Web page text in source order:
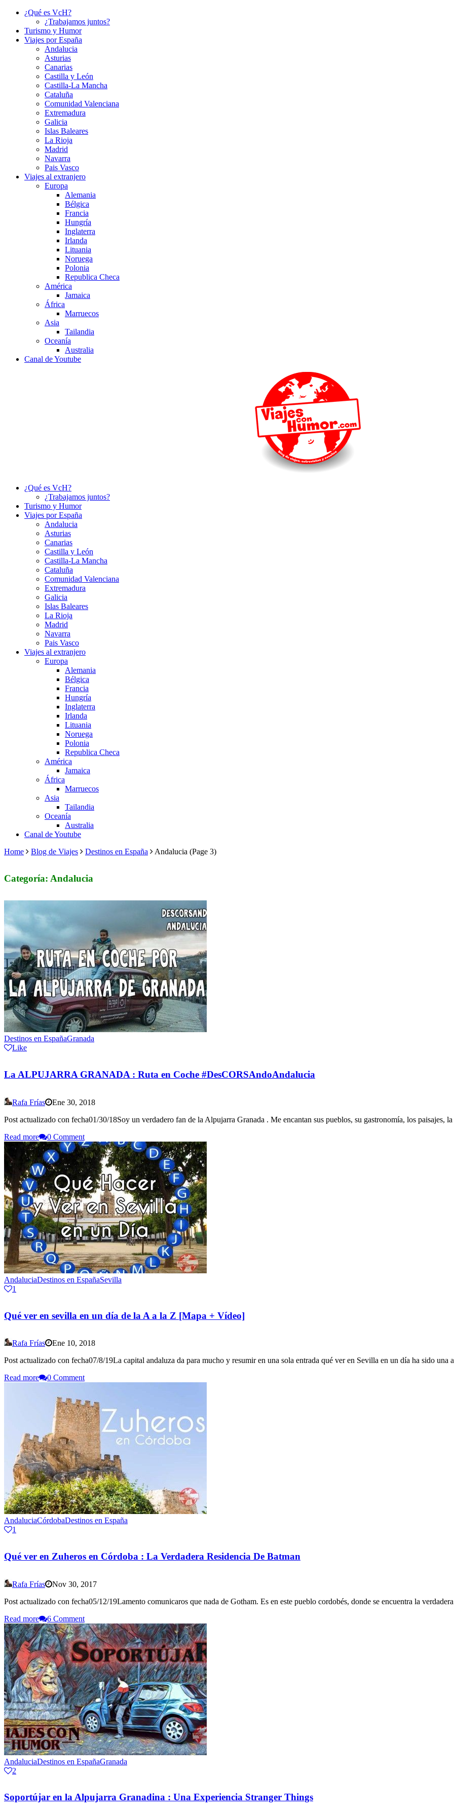
¿Qué es VcH?
¿Trabajamos juntos?
Turismo y Humor
Viajes por España
Andalucia
Asturias
Canarias
Castilla y León
Castilla-La Mancha
Cataluña
Comunidad Valenciana
Extremadura
Galicia
Islas Baleares
La Rioja
Madrid
Navarra
Pais Vasco
Viajes al extranjero
Europa
Alemania
Bélgica
Francia
Hungría
Inglaterra
Irlanda
Lituania
Noruega
Polonia
Republica Checa
América
Jamaica
África
Marruecos
Asia
Tailandia
Oceanía
Australia
Canal de Youtube
¿Qué es VcH?
¿Trabajamos juntos?
Turismo y Humor
Viajes por España
Andalucia
Asturias
Canarias
Castilla y León
Castilla-La Mancha
Cataluña
Comunidad Valenciana
Extremadura
Galicia
Islas Baleares
La Rioja
Madrid
Navarra
Pais Vasco
Viajes al extranjero
Europa
Alemania
Bélgica
Francia
Hungría
Inglaterra
Irlanda
Lituania
Noruega
Polonia
Republica Checa
América
Jamaica
África
Marruecos
Asia
Tailandia
Oceanía
Australia
Canal de Youtube
Home
Blog de Viajes Destinos en España Andalucia (Page 3)
Categoría: Andalucia
Destinos en EspañaGranada
Like
La ALPUJARRA GRANADA : Ruta en Coche #DesCORSAndoAndalucia
Rafa Frías
Ene 30, 2018
Post actualizado con fecha01/30/18Soy un verdadero fan de la Alpujarra Granada . Me encantan sus pueblos, su gastronomía, los paisajes,
Read more
0 Comment
AndaluciaDestinos en EspañaSevilla
1
Qué ver en sevilla en un día de la A a la Z [Mapa + Vídeo]
Rafa Frías
Ene 10, 2018
Post actualizado con fecha07/8/19La capital andaluza da para mucho y resumir en una sola entrada qué ver en Sevilla en un día ha sido una
Read more
0 Comment
AndaluciaCórdobaDestinos en España
1
Qué ver en Zuheros en Córdoba : La Verdadera Residencia De Batman
Rafa Frías
Nov 30, 2017
Post actualizado con fecha05/12/19Lamento comunicaros que nada de Gotham. Es en este pueblo cordobés, donde se encuentra la
Read more
6 Comment
AndaluciaDestinos en EspañaGranada
2
Soportújar en la Alpujarra Granadina : Una Experiencia Stranger Things